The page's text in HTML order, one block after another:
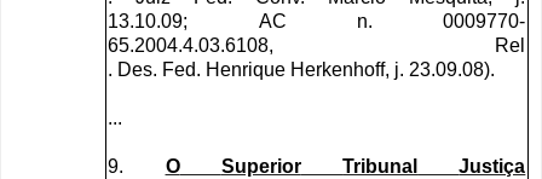
13.10.09; AC n. 0009770-
65.2004.4.03.6108, Rel
. Des. Fed. Henrique Herkenhoff, j. 23.09.08).
...
9. O Superior Tribunal
Justiça